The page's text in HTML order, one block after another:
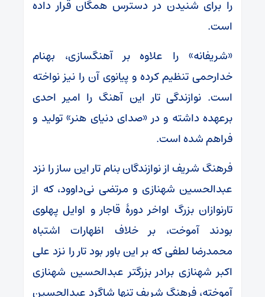
را برای شنیدن در دسترس همگان قرار داده
است.
«شریفانه» را علاوه بر آهنگسازی، بهنام
خدارحمی تنظیم کرده و پیانوی آن را نیز نواخته
است. نوازندگی تار این آهنگ را امیر احدی
برعهده داشته و در «صدای دنیای هنر» تولید و
فراهم شده است.
فرهنگ شریف از نوازندگان بنام تار این ساز را نزد
عبدالحسین شهنازی و مرتضی نی‌داوود، که از
تارنوازان بزرگ اواخر دورهٔ قاجار و اوایل پهلوی
بودند آموخت، بر خلاف اظهارات اشتباه
محمدرضا لطفی که بر این باور بود تار را نزد علی
اکبر شهنازی برادر بزرگتر عبدالحسین شهنازی
آموخته، فرهنگ شریف تنها شاگرد عبدالحسین